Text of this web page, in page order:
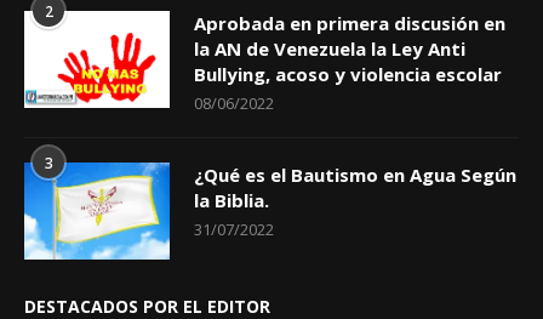
2
Aprobada en primera discusión en
la AN de Venezuela la Ley Anti
Bullying, acoso y violencia escolar
08/06/2022
3
¿Qué es el Bautismo en Agua Según
la Biblia.
31/07/2022
DESTACADOS POR EL EDITOR